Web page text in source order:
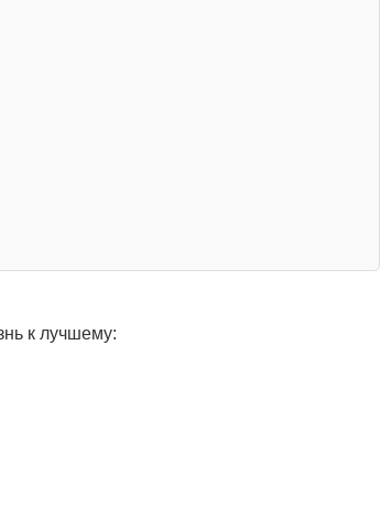
к лучшему: